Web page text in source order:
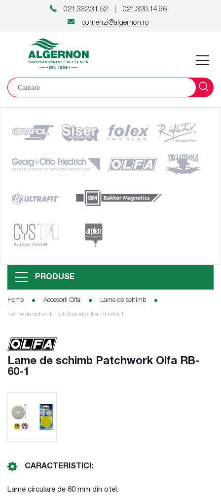
021.332.31.52
021.320.14.96
comenzi@algernon.ro
PRODUSE
Home Accesorii Olfa Lame de schimb
Lame de schimb Patchwork Olfa RB-60-1
Lame de schimb Patchwork Olfa RB-
60-1
CARACTERISTICI:
Lame circulare de 60 mm din otel.